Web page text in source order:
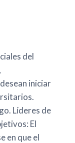
del
iniciar
Líderes de
El
en que el